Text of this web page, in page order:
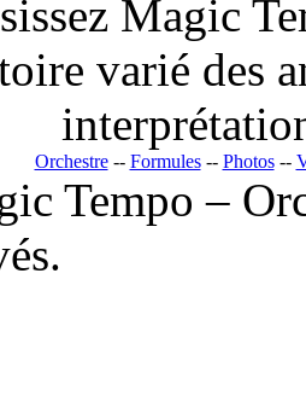
Magic
varié des
Orchestre-- Formules-- Photos--
Tempo –